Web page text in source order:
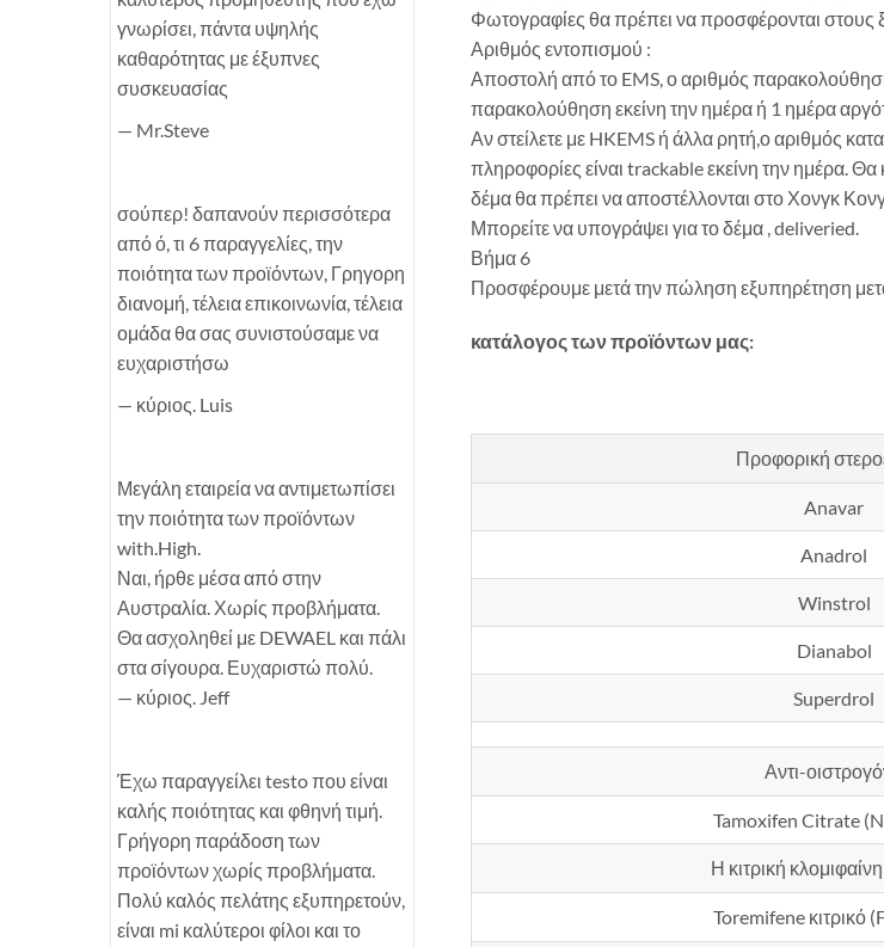
Φωτογραφίες θα πρέπει να προσφέρονται στους
Αριθμός εντοπισμού :
Αποστολή από το EMS, ο αριθμός
παρακολούθηση εκείνη την ημέρα ή 1 ημέρα
Αν στείλετε με HKEMS ή άλλα ρητή,ο αριθμός
πληροφορίες είναι trackable εκείνη την ημέρα. Θα
δέμα θα πρέπει να αποστέλλονται στο Χονγκ
Μπορείτε να υπογράψει για το δέμα , deliveried.
Βήμα 6
Προσφέρουμε μετά την πώληση εξυπηρέτηση
κατάλογος των προϊόντων μας:
Προφορική
Anavar
Anadrol
Winstrol
Dianabol
Superdrol
Αντι-
Tamoxifen Citrate
Η κιτρική
Toremifene κιτρικό
γνωρίσει, πάντα υψηλής
καθαρότητας με έξυπνες
συσκευασίας
— Mr.Steve
σούπερ! δαπανούν περισσότερα
από ό, τι 6 παραγγελίες, την
ποιότητα των προϊόντων, Γρηγορη
διανομή, τέλεια επικοινωνία, τέλεια
ομάδα θα σας συνιστούσαμε να
ευχαριστήσω
— κύριος. Luis
Μεγάλη εταιρεία να αντιμετωπίσει
την ποιότητα των προϊόντων
with.High.
Ναι, ήρθε μέσα από στην
Αυστραλία. Χωρίς προβλήματα.
Θα ασχοληθεί με DEWAEL και πάλι
στα σίγουρα. Ευχαριστώ πολύ.
— κύριος. Jeff
Έχω παραγγείλει testo που είναι
καλής ποιότητας και φθηνή τιμή.
Γρήγορη παράδοση των
προϊόντων χωρίς προβλήματα.
Πολύ καλός πελάτης εξυπηρετούν,
είναι mi καλύτεροι φίλοι και το